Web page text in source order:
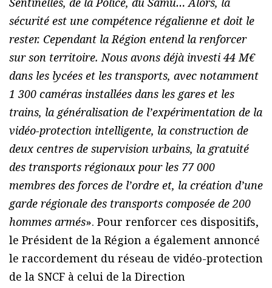
sécurité est une compétence régalienne et doit le
rester. Cependant la Région entend la renforcer
sur son territoire. Nous avons déjà investi 44 M€
dans les lycées et les transports, avec notamment
1 300 caméras installées dans les gares et les
trains, la généralisation de l’expérimentation de la
vidéo-protection intelligente, la construction de
deux centres de supervision urbains, la gratuité
des transports régionaux pour les 77 000
membres des forces de l’ordre et, la création d’une
garde régionale des transports composée de 200
hommes armés». Pour renforcer ces dispositifs,
le Président de la Région a également annoncé
le raccordement du réseau de vidéo-protection
de la SNCF à celui de la Direction